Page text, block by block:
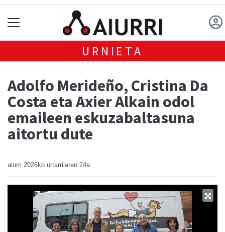
URNIETA
Adolfo Merideño, Cristina Da
Costa eta Axier Alkain odol
emaileen eskuzabaltasuna
aitortu dute
aiurri 2026ko urtarrilaren 24a